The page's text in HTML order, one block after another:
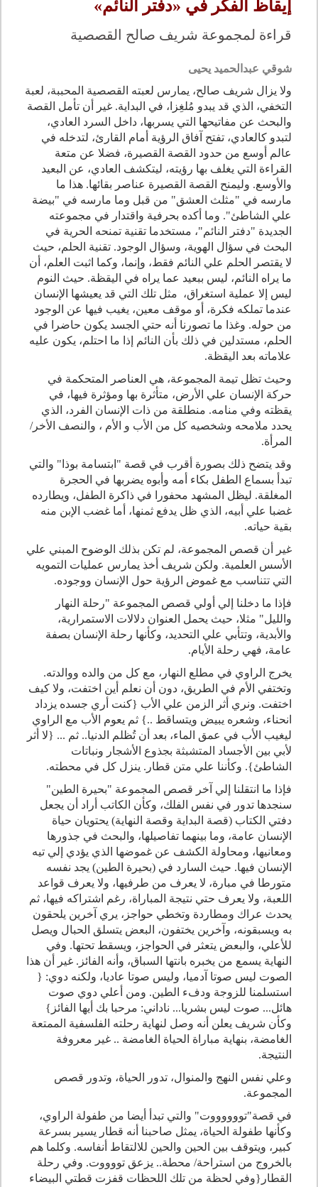
إيقاظ الفكر في «دفتر النائم»
قراءة لمجموعة شريف صالح القصصية
شوقي عبدالحميد يحيى
ولا يزال شريف صالح، يمارس لعبته القصصية المحببة، لعبة
التخفي، الذي قد يبدو مُلغِزا، في البداية. غير أن تأمل القصة
والبحث عن مفاتيحها التي يسربها، داخل السرد العادي،
لتبدو كالعادي، تفتح آفاق الرؤية أمام القارئ، لتدخله في
عالم أوسع من حدود القصة القصيرة، فضلا عن متعة
القراءة التي يغلف بها رؤيته، ليتكشف العادي، عن البعيد
والأوسع. وليمنح القصة القصيرة عناصر بقائها. هذا ما
مارسه في "مثلث العشق" من قبل وما مارسه في "بيضة
علي الشاطئ". وما أكده بحرفية واقتدار في مجموعته
الجديدة "دفتر النائم"، مستخدما تقنية تمنحه الحرية في
البحث في سؤال الهوية، وسؤال الوجود. تقنية الحلم، حيث
لا يقتصر الحلم علي النائم فقط، وإنما، وكما اثبت العلم، أن
ما يراه النائم، ليس ببعيد عما يراه في اليقظة. حيث النوم
ليس إلا عملية استغراق، مثل تلك التي قد يعيشها الإنسان
عندما تملكه فكرة، أو موقف معين، يغيب فيها عن الوجود
من حوله. وغذا ما تصورنا أنه حتي الجسد يكون حاضرا في
الحلم، مستدلين في ذلك بأن النائم إذا ما احتلم، يكون عليه
علاماته بعد اليقظة.
وحيث تظل تيمة المجموعة، هي العناصر المتحكمة في
حركة الإنسان علي الأرض، متأثرة بها ومؤثرة فيها، في
يقظته وفي منامه. منطلقة من ذات الإنسان الفرد، الذي
يحدد ملامحه وشخصيه كل من الأب و الأم ، والنصف الأخر/
المرأة.
وقد يتضح ذلك بصورة أقرب في قصة "ابتسامة بوذا" والتي
تبدأ بسماع الطفل بكاء أمه وأبوه يضربها في الحجرة
المغلقة. ليظل المشهد محفورا في ذاكرة الطفل، ويطارده
غضبا علي أبيه، الذي ظل يدفع ثمنها، أما غضب الإبن منه
بقية حياته.
غير أن قصص المجموعة، لم تكن بذلك الوضوح المبني علي
الأسس العلمية. ولكن شريف أخذ يمارس عمليات التمويه
التي تتناسب مع غموض الرؤية حول الإنسان ووجوده.
فإذا ما دخلنا إلي أولي قصص المجموعة "رحلة النهار
والليل" مثلا، حيث يحمل العنوان دلالات الاستمرارية،
والأبدية، وتتأبي علي التحديد، وكأنها رحلة الإنسان بصفة
عامة، فهي رحلة الأيام.
يخرج الراوي في مطلع النهار، مع كل من والده ووالدته.
وتختفي الأم في الطريق، دون أن نعلم أين اختفت، ولا كيف
اختفت. ونري أثر الزمن علي الأب {كنت أري جسده يزداد
انحناء، وشعره يبيض ويتساقط ..} ثم يعوم الأب مع الراوي
ليغيب الأب في عمق الماء، بعد أن تُظلم الدنيا.. ثم ... {لا أثر
لأبي بين الأجساد المتشبثة بجذوع الأشجار ونباتات
الشاطئ}. وكأننا علي متن قطار. ينزل كل في محطته.
فإذا ما انتقلنا إلي آخر قصص المجموعة "بحيرة الطين"
سنجدها تدور في نفس الفلك، وكأن الكاتب أراد أن يجعل
دفتي الكتاب (قصة البداية وقصة النهاية) يحتويان حياة
الإنسان عامة، وما بينهما تفاصيلها، والبحث في جذورها
ومعانيها، ومحاولة الكشف عن غموضها الذي يؤدي إلي تيه
الإنسان فيها. حيث السارد في (بحيرة الطين) يجد نفسه
متورطا في مبارة، لا يعرف من طرفيها، ولا يعرف قواعد
اللعبة، ولا يعرف حتي نتيجة المباراة، رغم اشتراكه فيها، ثم
يحدث عراك ومطاردة وتخطي حواجز، يري آخرين يلحقون
به ويسبقونه، وآخرين يختفون، البعض يتسلق الحبال ويصل
للأعلي، والبعض يتعثر في الحواجز، ويسقط تحتها. وفي
النهاية يسمع من يخبره بانتها السباق، وأنه الفائز. غير أن هذا
الصوت ليس صوتا آدميا، وليس صوتا عاديا، ولكنه دوي: {
استسلمنا للزوجة ودفء الطين. ومن أعلي دوي صوت
هائل... صوت ليس بشريا... ناداني: مرحبا بك أيها الفائز}
وكأن شريف يعلن أنه وصل لنهاية رحلته الفلسفية الممتعة
الغامضة، بنهاية مباراة الحياة الغامضة .. غير معروفة
النتيجة.
وعلي نفس النهج والمنوال، تدور الحياة، وتدور قصص
المجموعة.
في قصة"تووووووت" والتي تبدأ أيضا من طفولة الراوي،
وكأنها طفولة الحياة، يمثل صاحبنا أنه قطار يسير بسرعة
كبير، ويتوقف بين الحين والحين للالتقاط أنفاسه. وكلما هم
بالخروج من استراحة/ محطة.. يزعق تووووت. وفي رحلة
القطار{وفي لحظة من تلك اللحظات قفزت قطتي البيضاء